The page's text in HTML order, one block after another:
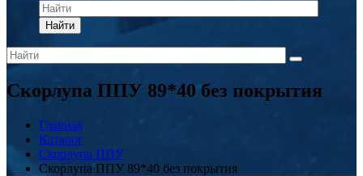
Найти
Скорлупа ППУ 89*40 без покрытия
Главная
Каталог
Скорлупа ППУ
Скорлупа ППУ 89*40 без покрытия